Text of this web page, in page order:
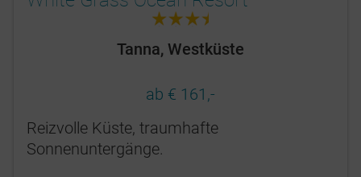
3.5
Tanna, Westküste
ab € 161,-
Reizvolle Küste, traumhafte
Sonnenuntergänge.